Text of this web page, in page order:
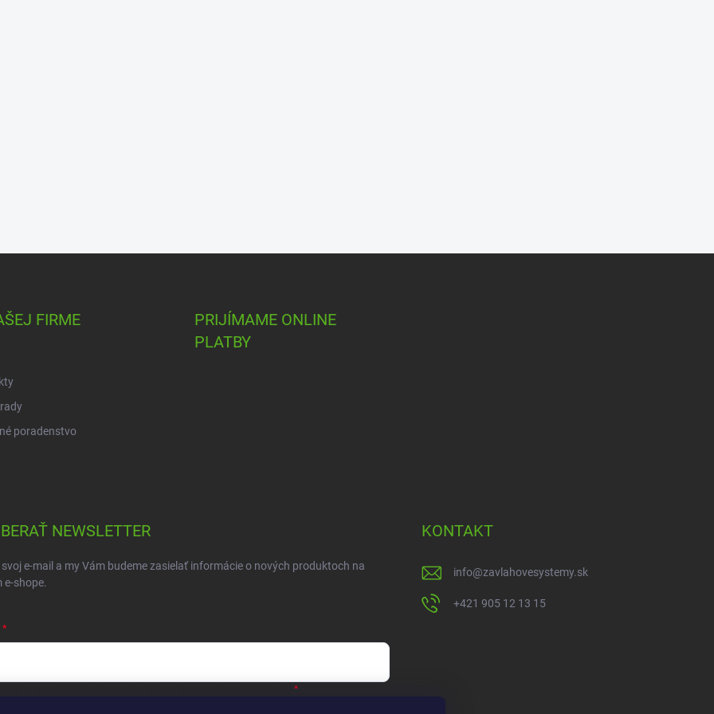
FIRME
poradenstvo
PRIJÍMAME ONLINE
PLATBY
NEWSLETTER
e-mail a my Vám budeme zasielať informácie o nových produktoch na
e-shope.
KONTAKT
info@zavlahovesystemy.sk
+421 905 12 13 15